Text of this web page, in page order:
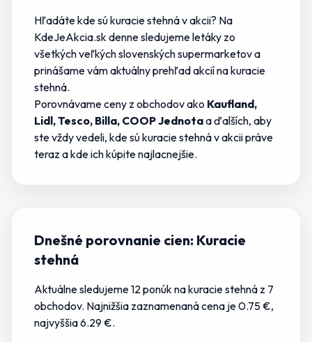
Hľadátekde sú kuracie stehná v akcii? Na
KdeJeAkcia.sk denne sledujeme letáky zo
všetkých veľkých slovenských supermarketov a
prinášame vám aktuálny prehľad akcií nakuracie
stehná.
Porovnávame ceny z obchodov ako Kaufland,
Lidl, Tesco, Billa, COOP Jednotaa ďalších, aby
ste vždy vedeli, kde sú kuracie stehná v akciipráve
teraz a kdeichkúpite najlacnejšie.
Dnešné porovnanie cien: Kuracie
stehná
Aktuálne sledujeme12ponúknakuracie stehná z 7
obchodov. Najnižšia zaznamenaná cena je 0.75 €,
najvyššia 6.29 €.